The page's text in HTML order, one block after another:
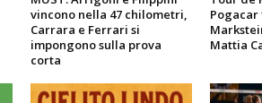
vincono nella 47 chilometri,
Carrara e Ferrari si
impongono sulla prova
corta
Pogacar
Mattia